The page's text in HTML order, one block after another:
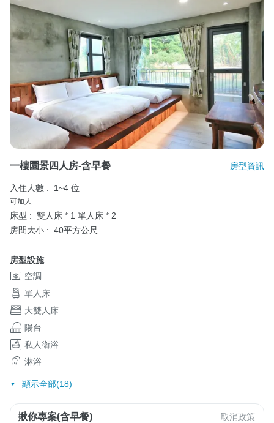
一樓園景四人房-含早餐 房型資訊
入住人數 : 1~4 位
可加人
床型 : 雙人床 * 1 單人床 * 2
房間大小 : 40平方公尺
房型設施
空調
單人床
大雙人床
陽台
私人衛浴
淋浴
顯示全部(18)
揪你專案(含早餐) 取消政策